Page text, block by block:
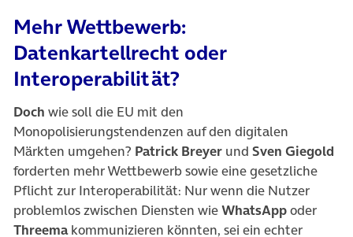
Mehr Wettbewerb:
Datenkartellrecht oder
Interoperabilität?
Doch wie soll die EU mit den
Monopolisierungstendenzen auf den digitalen
Märkten umgehen? Patrick Breyer und Sven Giegold
forderten mehr Wettbewerb sowie eine gesetzliche
Pflicht zur Interoperabilität: Nur wenn die Nutzer
problemlos zwischen Diensten wieWhatsAppoder
Threemakommunizieren könnten, sei ein echter